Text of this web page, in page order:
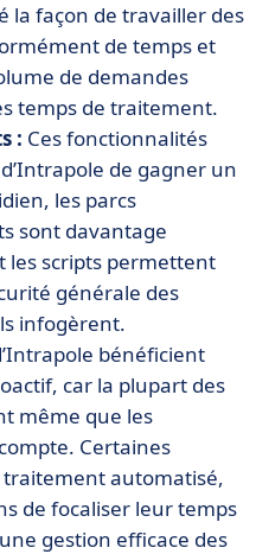
façon de travailler des
de temps et
de demandes
temps de traitement.
: Ces fonctionnalités
de gagner un
les parcs
sont davantage
les scripts permettent
générale des
infogèrent.
bénéficient
car la plupart des
même que les
Certaines
traitement automatisé,
de focaliser leur temps
gestion efficace des